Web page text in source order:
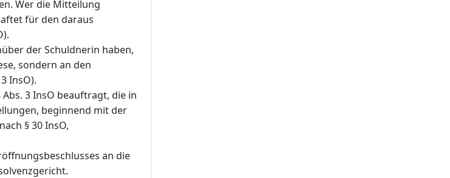
Wer die Mitteilung
für den daraus
der Schuldnerin haben,
sondern an den
InsO).
3 InsO beauftragt, die in
beginnend mit der
§ 30 InsO,
an die